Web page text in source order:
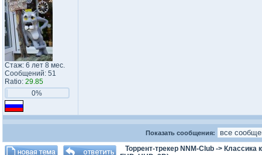
Стаж: 6 лет 8 мес.
Сообщений: 51
Ratio: 29.85
0%
Показать сообщения:
Торрент-трекер NNM-Club -> Классика